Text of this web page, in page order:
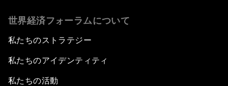
世界経済フォーラムについて
私たちのストラテジー
私たちのアイデンティティ
私たちの活動